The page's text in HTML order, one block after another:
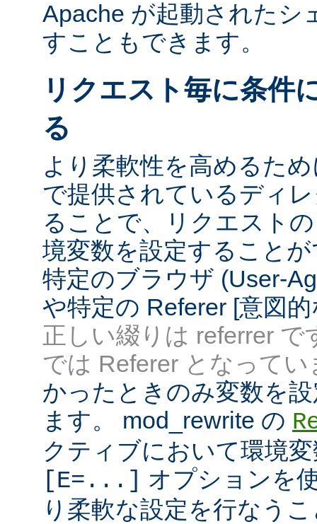
Apache が起動されたシ
すこともできます。
リクエスト毎に条件
る
より柔軟性を高めるた
で提供されているディ
ることで、リクエスト
境変数を設定すること
特定のブラウザ (User-
や特定の Referer [意図
正しい綴りは referrer で
では Referer となってい
かったときのみ変数を
ます。 mod_rewrite の
クティブにおいて環境
[E=...] オプションを
り柔軟な設定を行なう